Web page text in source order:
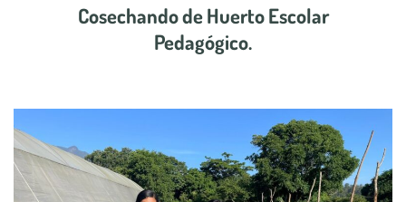
Cosechando de Huerto Escolar
Pedagógico.